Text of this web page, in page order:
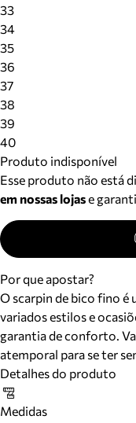
33
34
35
36
37
38
39
40
Produto indisponível
Esse produto não está
em nossas lojase
Por que apostar?
O scarpin de bico fino é
variados estilos e
garantia de conforto.
atemporal para se ter
Detalhes do produto
Medidas